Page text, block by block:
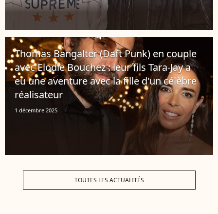
Thomas Bangalter (Daft Punk) en couple
avec Elodie Bouchez : leur fils Tara-Jay a
eu une aventure avec la fille d'un célèbre
réalisateur
1 décembre 2025
TOUTES LES ACTUALITÉS